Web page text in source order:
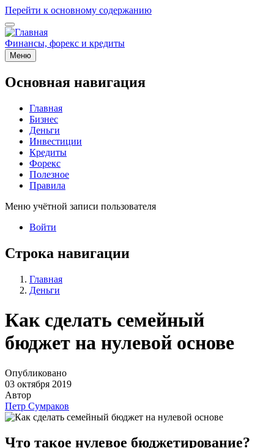
Перейти к основному содержанию
Финансы, форекс и кредиты
Меню
Основная навигация
Главная
Бизнес
Деньги
Инвестиции
Кредиты
Форекс
Полезное
Правила
Меню учётной записи пользователя
Войти
Строка навигации
Главная
Деньги
Как сделать семейный
бюджет на нулевой основе
Опубликовано
03 октября 2019
Автор
Петр Сумраков
Что такое нулевое бюджетирование?